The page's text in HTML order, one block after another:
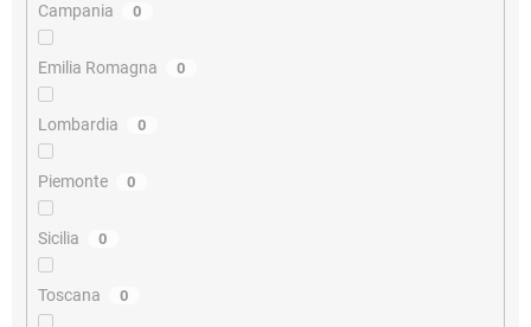
Campania 0
Emilia Romagna 0
Lombardia 0
Piemonte 0
Sicilia 0
Toscana 0